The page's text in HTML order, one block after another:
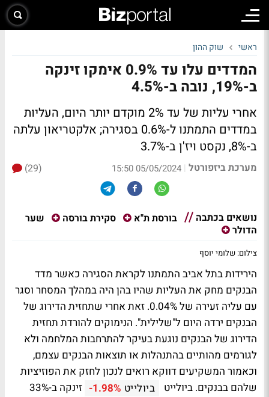
ראשי שוק ההון
המדדים עלו עד 0.9% אימקו זינקה
ב-19%, נובה ב-4.5%
אחרי עליות של עד 2% מוקדם יותר היום, העליות
במדדים התמתנו ל-0.6% בסגירה; אלקטריאון עלתה
ב-8%, נקסט ויז'ן ב-3.7%
מערכת ביזפורטל |
05/05/2024 15:50
(29)
נושאים בכתבה בורסת ת"א סקירת בורסה
שער
הדולר
צילום: שלומי יוסף
הירידות בתל אביב התמתנו לקראת הסגירה כאשר מדד
הבנקים מחק את העליות שהיו בהן היה במהלך המסחר וסגר
עם עליה זעירה של 0.04%. זאת אחרי שתחזית הדירוג של
הבנקים ירדה היום ל"שלילית". הנימוקים להורדת תחזית
הדירוג של הבנקים נוגעת בעיקר להתרחבות המלחמה ולא
לגורמים מהותיים בהתנהלות או תוצאות הבנקים עצמם,
וכאמור המשקיעים דווקא רואים לנכון לחזק את הפוזיציות
שלהם בבנקים. ביולייט
ביולייט -1.98%
זינקה ב-33%